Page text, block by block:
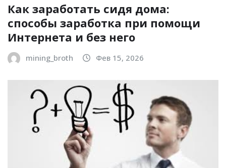
Как заработать сидя дома:
способы заработка при помощи
Интернета и без него
mining_broth Фев 15, 2026